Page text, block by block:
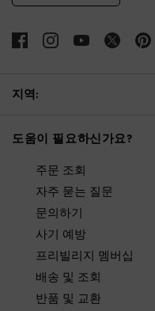
지역:
도움이 필요하신가요?
주문 조회
자주 묻는 질문
문의하기
사기 예방
프리빌리지 멤버십
배송 및 조회
반품 및 교환